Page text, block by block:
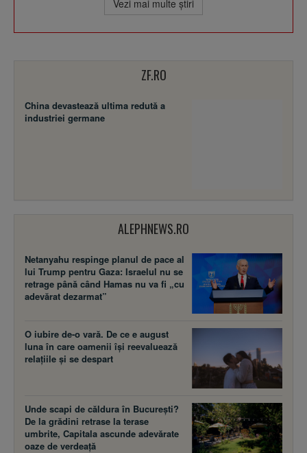
Vezi mai multe ştiri
ZF.RO
China devastează ultima redută a
industriei germane
ALEPHNEWS.RO
Netanyahu respinge planul de pace al
lui Trump pentru Gaza: Israelul nu se
retrage până când Hamas nu va fi „cu
adevărat dezarmat”
O iubire de-o vară. De ce e august
luna în care oamenii își reevaluează
relațiile și se despart
Unde scapi de căldura în București?
De la grădini retrase la terase
umbrite, Capitala ascunde adevărate
oaze de verdeață